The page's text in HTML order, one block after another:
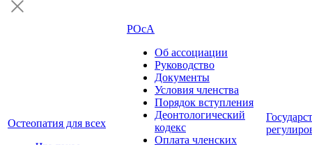
Остеопатия для всех
РОсА
Об ассоциации
Руководство
Документы
Условия членства
Порядок вступления
Деонтологический
кодекс
Оплата членских